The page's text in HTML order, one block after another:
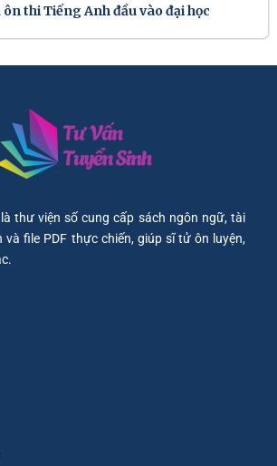
ôn thi Tiếng Anh đầu vào đại học
là thư viện số cung cấp sách ngôn ngữ, tài
và file PDF thực chiến, giúp sĩ tử ôn luyện,